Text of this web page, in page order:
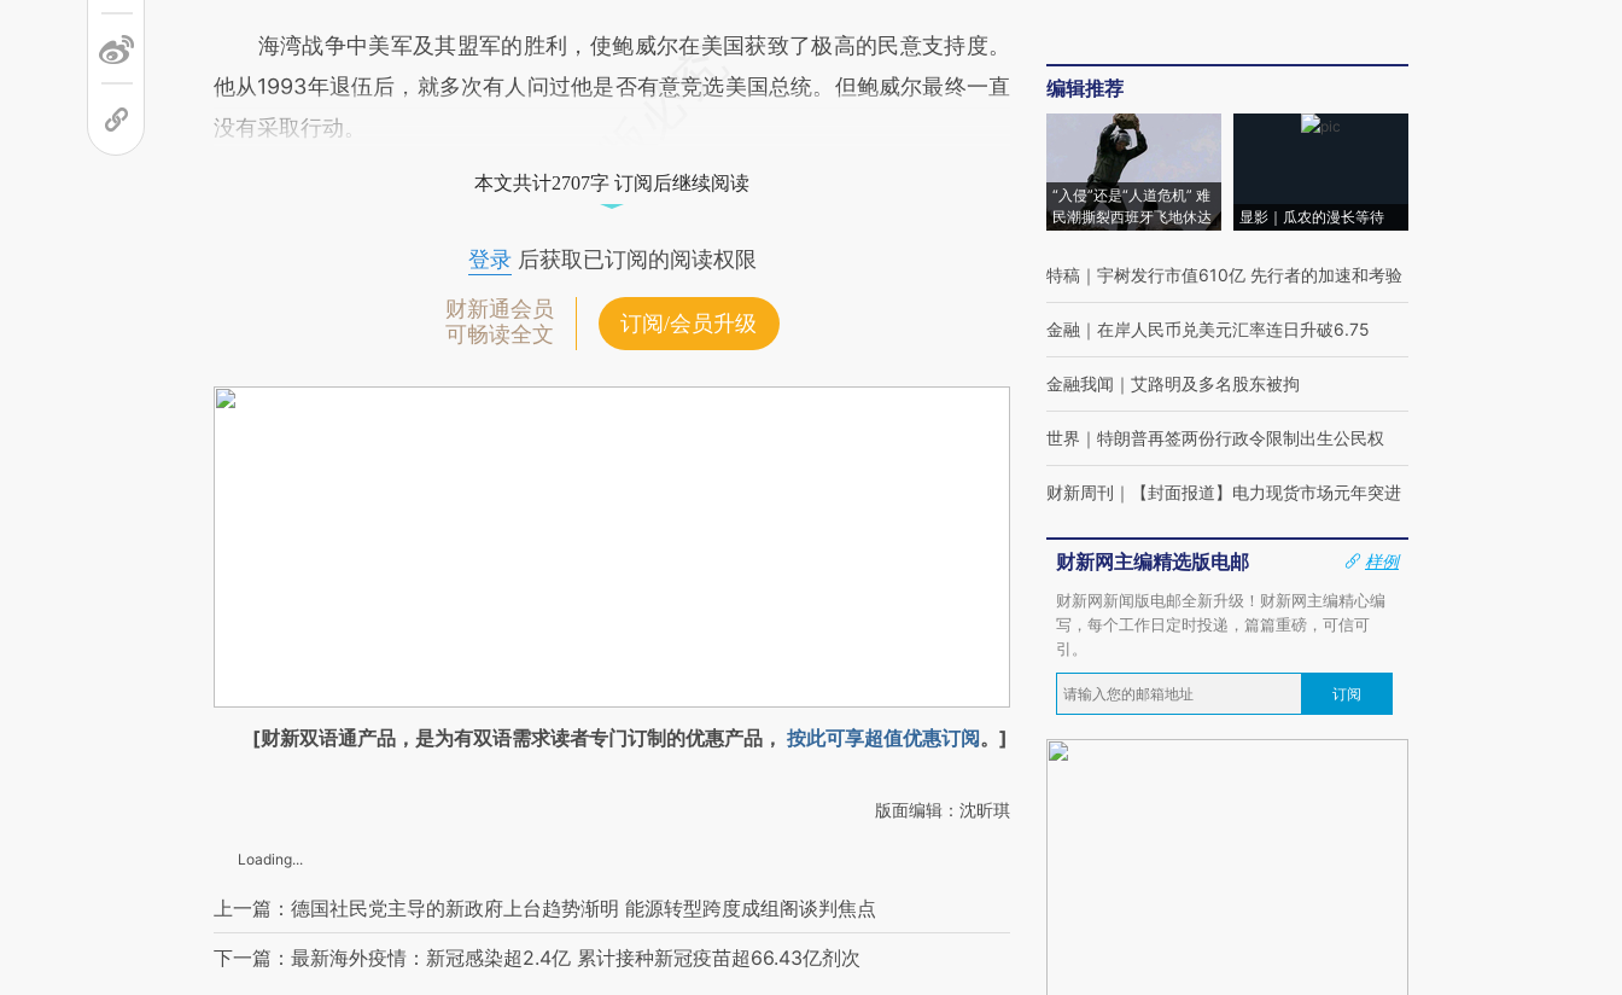
海湾战争中美军及其盟军的胜利，使鲍威尔在美国获致了极高的民意支持度。
他从1993年退伍后，就多次有人问过他是否有意竞选美国总统。但鲍威尔最终一直
没有采取行动。
本文共计2707字 订阅后继续阅读
登录后获取已订阅的阅读权限
财新通会员
可畅读全文
订阅/会员升级
[财新双语通产品，是为有双语需求读者专门订制的优惠产品， 按此可享超值优惠订阅。]
版面编辑：沈昕琪
Loading...
上一篇：德国社民党主导的新政府上台趋势渐明 能源转型跨度成组阁谈判焦点
下一篇：最新海外疫情：新冠感染超2.4亿 累计接种新冠疫苗超66.43亿剂次
编辑推荐
“入侵”还是“人道危机” 难
民潮撕裂西班牙飞地休达
显影｜瓜农的漫长等待
特稿 ｜ 宇树发行市值610亿 先行者的加速和考验
金融 ｜ 在岸人民币兑美元汇率连日升破6.75
金融我闻 ｜ 艾路明及多名股东被拘
世界 ｜ 特朗普再签两份行政令限制出生公民权
财新周刊 ｜ 【封面报道】电力现货市场元年突进
财新网主编精选版电邮
样例
财新网新闻版电邮全新升级！财新网主编精心编
写，每个工作日定时投递，篇篇重磅，可信可
引。
订阅